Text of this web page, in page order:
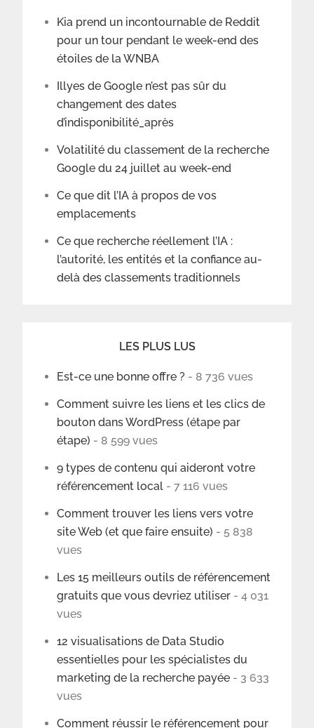
Kia prend un incontournable de Reddit
pour un tour pendant le week-end des
étoiles de la WNBA
Illyes de Google n’est pas sûr du
changement des dates
d’indisponibilité_après
Volatilité du classement de la recherche
Google du 24 juillet au week-end
Ce que dit l’IA à propos de vos
emplacements
Ce que recherche réellement l’IA :
l’autorité, les entités et la confiance au-
delà des classements traditionnels
LES PLUS LUS
Est-ce une bonne offre ? - 8 736 vues
Comment suivre les liens et les clics de
bouton dans WordPress (étape par
étape) - 8 599 vues
9 types de contenu qui aideront votre
référencement local - 7 116 vues
Comment trouver les liens vers votre
site Web (et que faire ensuite) - 5 838
vues
Les 15 meilleurs outils de référencement
gratuits que vous devriez utiliser - 4 031
vues
12 visualisations de Data Studio
essentielles pour les spécialistes du
marketing de la recherche payée - 3 633
vues
Comment réussir le référencement pour